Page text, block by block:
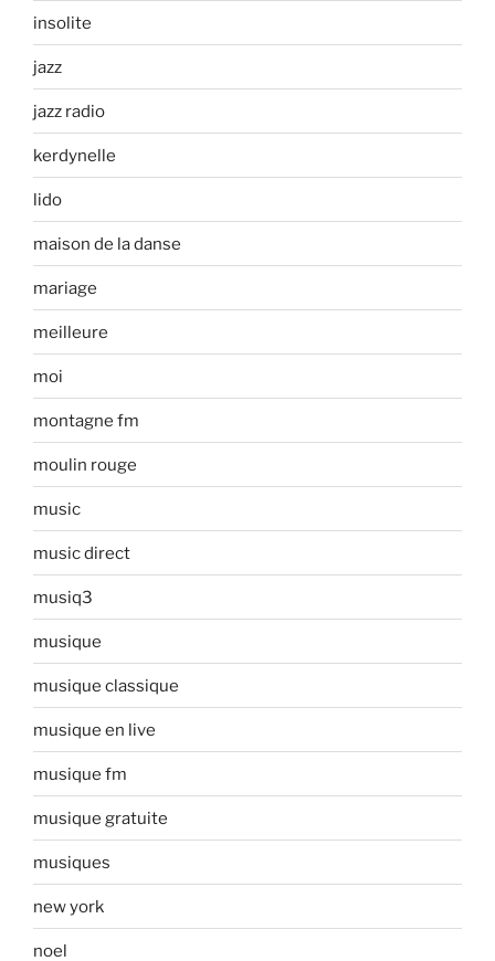
insolite
jazz
jazz radio
kerdynelle
lido
maison de la danse
mariage
meilleure
moi
montagne fm
moulin rouge
music
music direct
musiq3
musique
musique classique
musique en live
musique fm
musique gratuite
musiques
new york
noel